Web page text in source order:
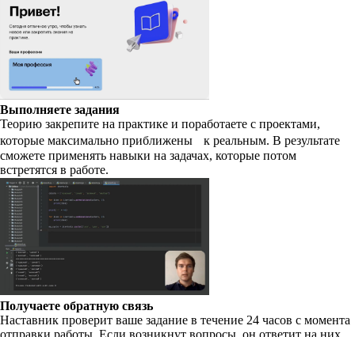
Выполняете задания
Теорию закрепите на практике и поработаете с проектами,
которые максимально приближены к реальным. В результате
сможете применять навыки на задачах, которые потом
встретятся в работе.
Получаете обратную связь
Наставник проверит ваше задание в течение 24 часов с момента
отправки работы. Если возникнут вопросы, он ответит на них